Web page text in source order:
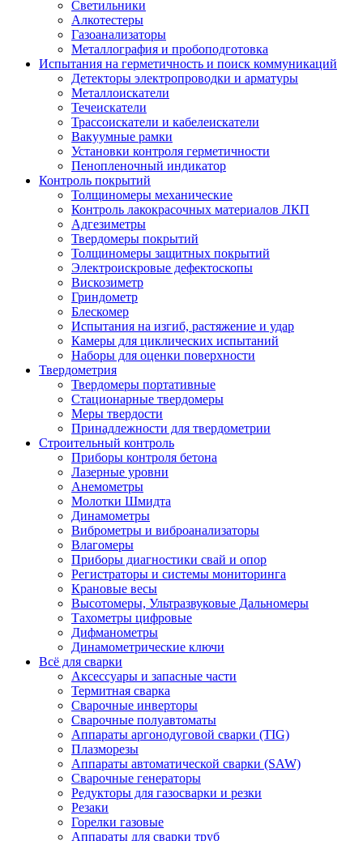
Светильники
Алкотестеры
Газоанализаторы
Металлография и пробоподготовка
Испытания на герметичность и поиск коммуникаций
Детекторы электропроводки и арматуры
Металлоискатели
Течеискатели
Трассоискатели и кабелеискатели
Вакуумные рамки
Установки контроля герметичности
Пенопленочный индикатор
Контроль покрытий
Толщиномеры механические
Контроль лакокрасочных материалов ЛКП
Адгезиметры
Твердомеры покрытий
Толщиномеры защитных покрытий
Электроискровые дефектоскопы
Вискозиметр
Гриндометр
Блескомер
Испытания на изгиб, растяжение и удар
Камеры для циклических испытаний
Наборы для оценки поверхности
Твердометрия
Твердомеры портативные
Стационарные твердомеры
Меры твердости
Принадлежности для твердометрии
Строительный контроль
Приборы контроля бетона
Лазерные уровни
Анемометры
Молотки Шмидта
Динамометры
Виброметры и виброанализаторы
Влагомеры
Приборы диагностики свай и опор
Регистраторы и системы мониторинга
Крановые весы
Высотомеры, Ультразвуковые Дальномеры
Тахометры цифровые
Дифманометры
Динамометрические ключи
Всё для сварки
Аксессуары и запасные части
Термитная сварка
Сварочные инверторы
Сварочные полуавтоматы
Аппараты аргонодуговой сварки (TIG)
Плазморезы
Аппараты автоматической сварки (SAW)
Сварочные генераторы
Редукторы для газосварки и резки
Резаки
Горелки газовые
Аппараты для сварки труб